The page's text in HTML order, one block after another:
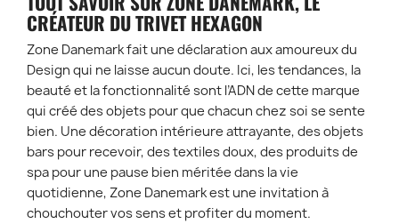
CRÉATEUR DU TRIVET HEXAGON
Zone Danemark fait une déclaration aux amoureux du
Design qui ne laisse aucun doute. Ici, les tendances, la
beauté et la fonctionnalité sont l’ADN de cette marque
qui créé des objets pour que chacun chez soi se sente
bien. Une décoration intérieure attrayante, des objets
bars pour recevoir, des textiles doux, des produits de
spa pour une pause bien méritée dans la vie
quotidienne, Zone Danemark est une invitation à
chouchouter vos sens et profiter du moment.